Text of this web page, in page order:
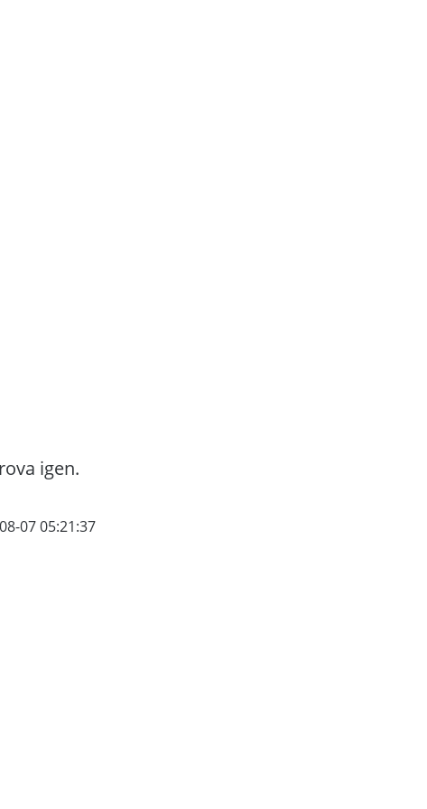
igen.
07 05:21:37